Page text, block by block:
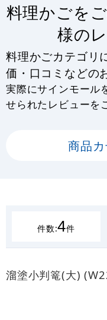
料理かごを
様の
料理かごカテゴリ
価・口コミなどの
実際にサインモール
せられたレビューを
商品
件数:4件
溜塗小判篭(大)